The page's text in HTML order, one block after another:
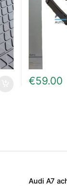
€59.00
Audi A7